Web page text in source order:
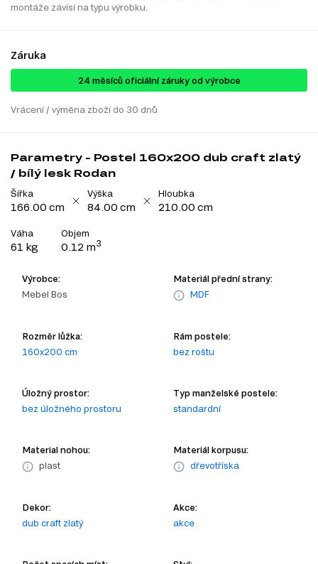
montáže závisí na typu výrobku.
Záruka
24 ​​​​měsíců oficiální záruky od výrobce
Vrácení / výměna zboží do 30 dnů
Parametry - Postel 160x200 dub craft zlatý
/ bílý lesk Rodan
Šířka
166.00 cm
Výška
84.00 cm
Hloubka
210.00 cm
Váha
61 kg
Objem
0.12 m3
Výrobce:
Mebel Bos
Materiál přední strany:
MDF
Rozměr lůžka:
160x200 cm
Rám postele:
bez roštu
Úložný prostor:
bez úložného prostoru
Typ manželské postele:
standardní
Material nohou:
plast
Materiál korpusu:
dřevotříska
Dekor:
dub craft zlatý
Akce:
akce